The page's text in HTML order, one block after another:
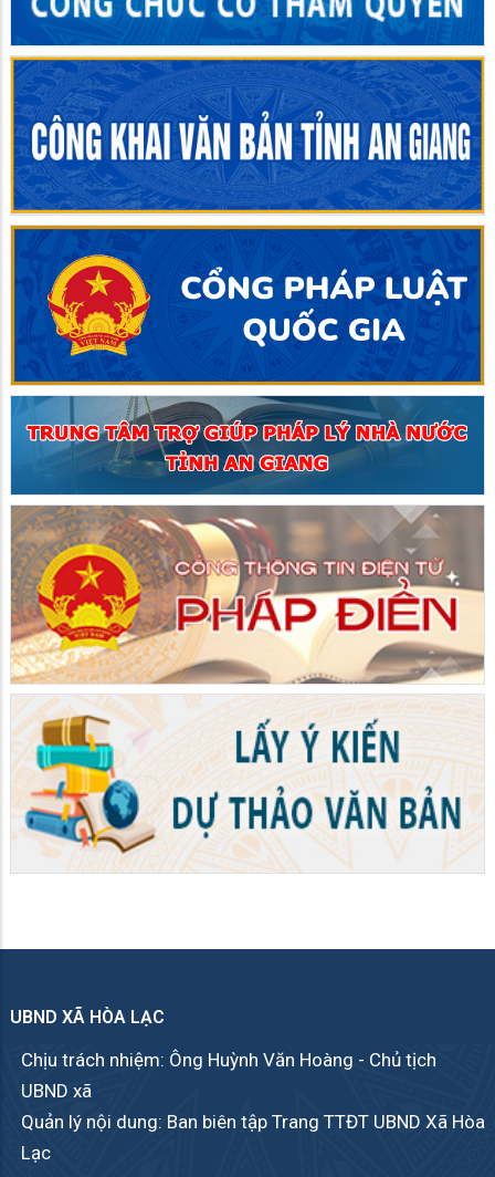
UBND XÃ HÒA LẠC
Chịu trách nhiệm: Ông Huỳnh Văn Hoàng - Chủ tịch
UBND xã
Quản lý nội dung: Ban biên tập Trang TTĐT UBND Xã Hòa
Lạc